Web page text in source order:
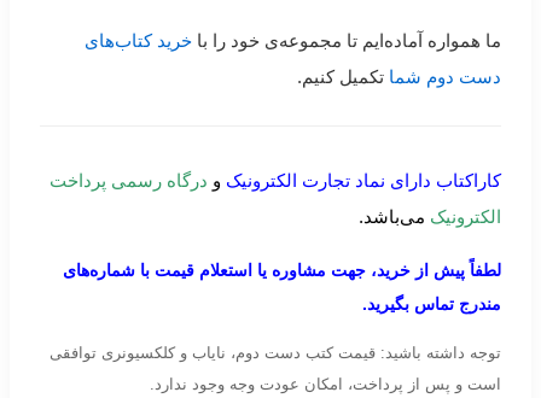
ما همواره آماده‌ایم تا مجموعه‌ی خود را با خرید کتاب‌های
دست دوم شما تکمیل کنیم.
کاراکتاب دارای نماد تجارت الکترونیک و درگاه رسمی پرداخت
الکترونیک می‌باشد.
لطفاً پیش از خرید، جهت مشاوره یا استعلام قیمت با شماره‌های
مندرج تماس بگیرید.
توجه داشته باشید: قیمت کتب دست دوم، نایاب و کلکسیونری توافقی
است و پس از پرداخت، امکان عودت وجه وجود ندارد.